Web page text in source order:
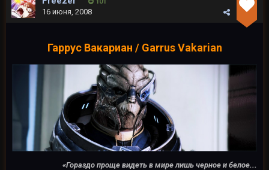
16 июня, 2008
Гаррус Вакариан / Garrus Vakarian
«Гораздо проще видеть в мире лишь черное и белое...